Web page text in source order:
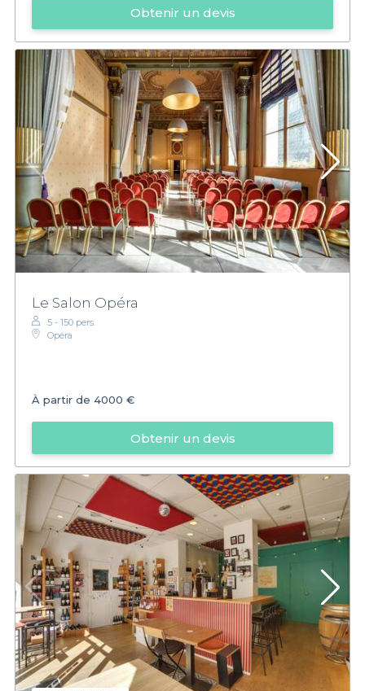
Obtenir un devis
Le Salon Opéra
5 - 150 pers.
Opéra
À partir de 4000 €
Obtenir un devis